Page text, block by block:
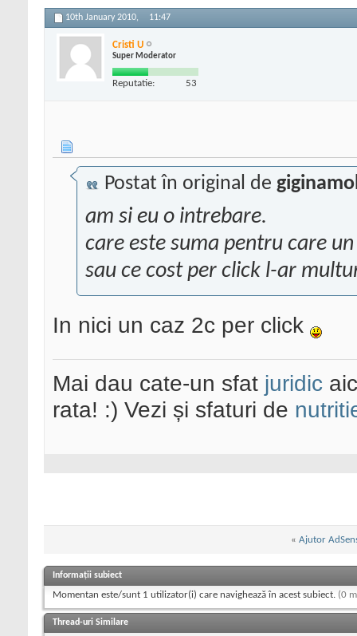
10th January 2010, 11:47
Cristi U
Super Moderator
Reputatie: 53
Postat în original de
am si eu o intrebare.
care este suma pentru care
sau ce cost per click l-ar
In nici un caz 2c per click
Mai dau cate-un sfat juridic
rata! :) Vezi și sfaturi de
« Ajutor
Informații subiect
Momentan este/sunt 1 utilizator(i) care navighează în acest subiect. (0
Thread-uri Similare